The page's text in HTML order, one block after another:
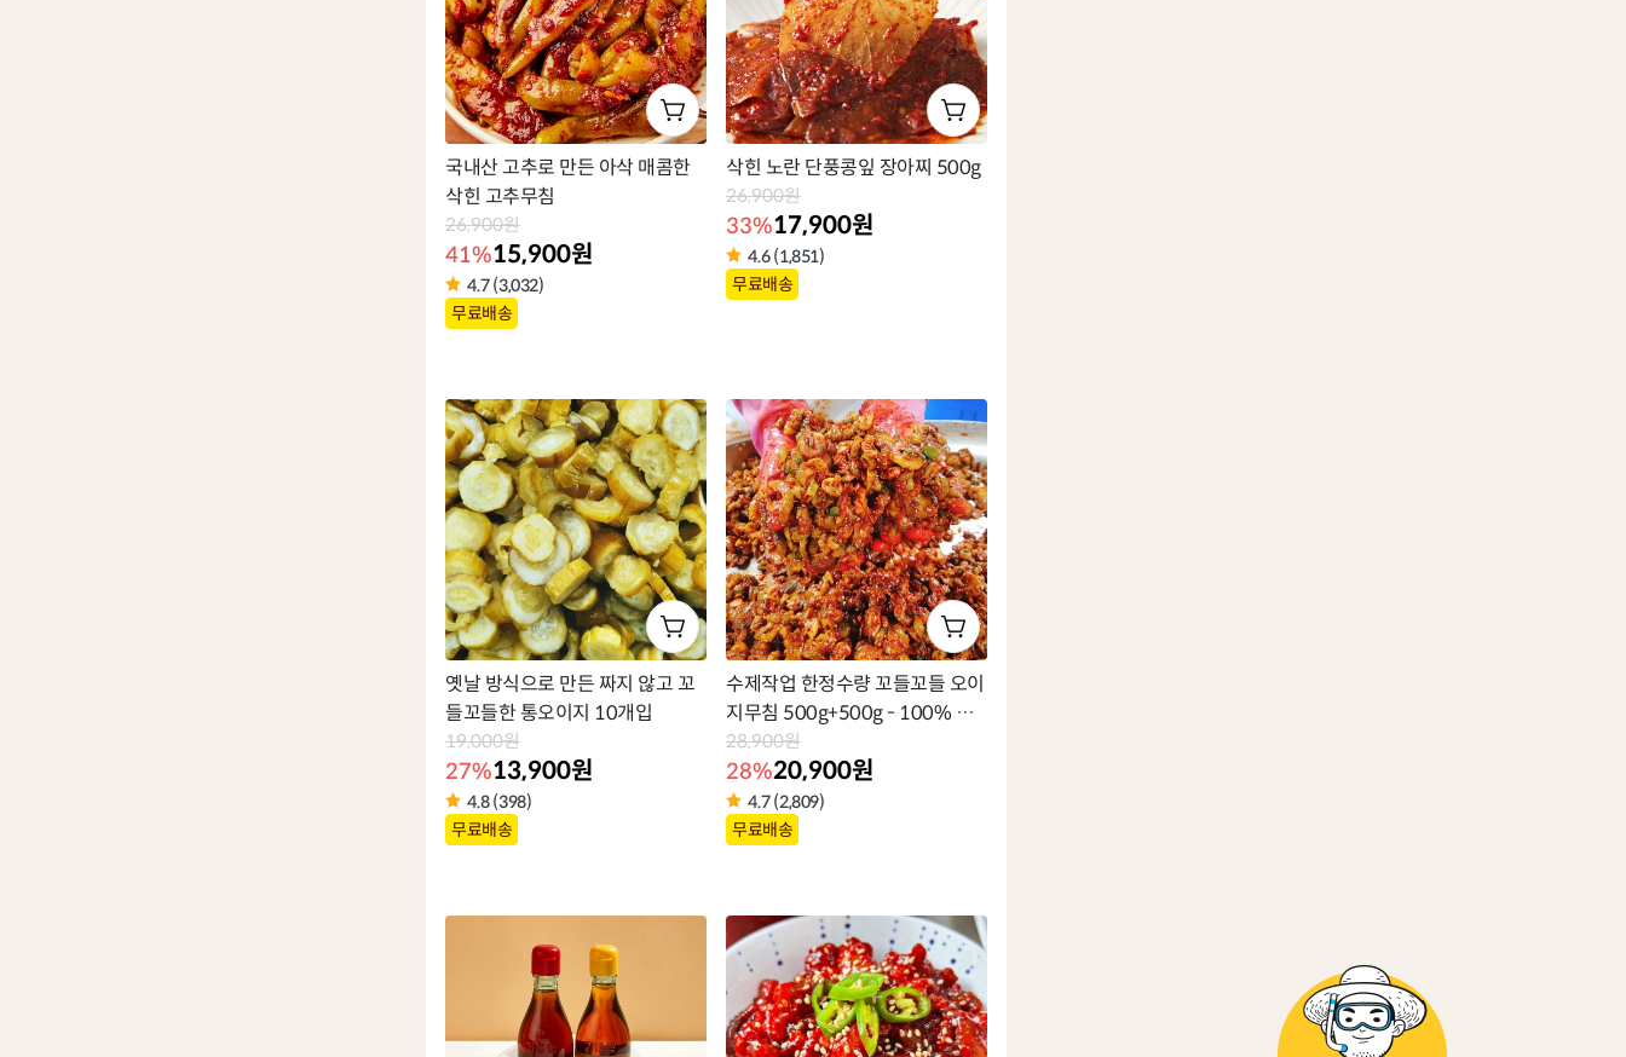
국내산 고추로 만든 아삭 매콤한
삭힌 고추무침
26,900원
41%15,900원
4.7 (3,032)
상
벨
무료배송
삭힌 노란 단풍콩잎 장아찌 500g
26,900원
33%17,900원
4.6 (1,851)
상
벨
무료배송
옛날 방식으로 만든 짜지 않고 꼬
들꼬들한 통오이지 10개입
19,000원
27%13,900원
4.8 (398)
상
무료배송
수제작업 한정수량 꼬들꼬들 오이
지무침 500g+500g - 100% 우
리 농산물
28,900원
28%20,900원
4.7 (2,809)
상
벨
무료배송